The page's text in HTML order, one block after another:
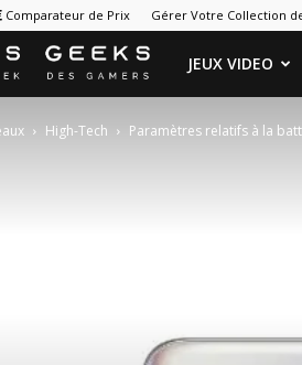
Comparateur de Prix Gérer Votre Collection
Games
&
JEUX VIDEO
High-Tech Paramètres relatifs à la